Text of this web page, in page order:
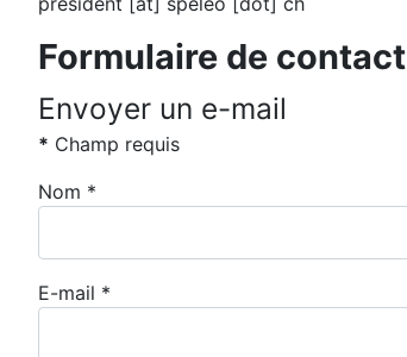
Formulaire de contact
Envoyer un e-mail
* Champ requis
Nom *
E-mail *